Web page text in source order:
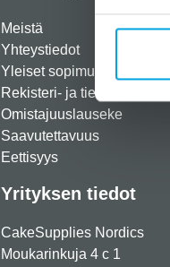
Meistä
Yhteystiedot
Yleiset sopimusehdot
Rekisteri- ja
Omistajuuslauseke
Saavutettavuus
Eettisyys
Yrityksen tiedot
CakeSupplies Nordics
Moukarinkuja 4 c 1